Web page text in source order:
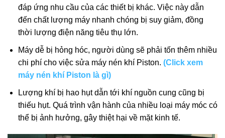
đáp ứng nhu cầu của các thiết bị khác. Việc này dẫn
đến chất lượng máy nhanh chóng bị suy giảm, đồng
thời lượng điện năng tiêu thụ lớn.
Máy dễ bị hỏng hóc, người dùng sẽ phải tốn thêm nhiều
chi phí cho việc sửa máy nén khí Piston. (Click xem
máy nén khí Piston là gì)
Lượng khí bị hao hụt dẫn tới khí nguồn cung cũng bị
thiếu hụt. Quá trình vận hành của nhiều loại máy móc có
thể bị ảnh hưởng, gây thiệt hại về mặt kinh tế.